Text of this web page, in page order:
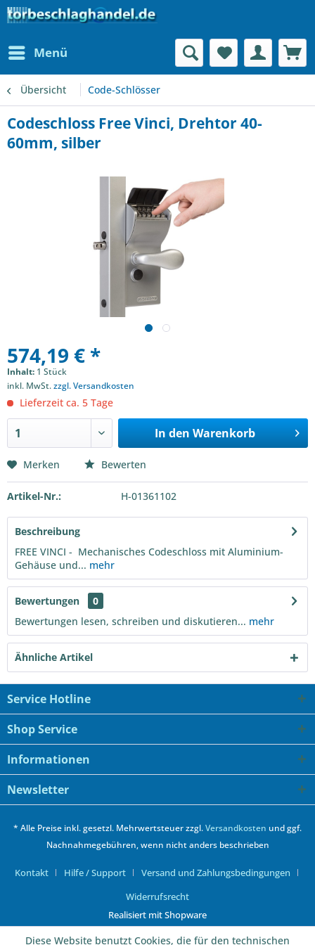
Menü
Übersicht Code-Schlösser
Codeschloss Free Vinci, Drehtor 40-
60mm, silber
574,19 € *
Inhalt: 1 Stück
inkl. MwSt.zzgl. Versandkosten
Lieferzeit ca. 5 Tage
In den Warenkorb
Merken Bewerten
Artikel-Nr.: H-01361102
Beschreibung
FREE VINCI - Mechanisches Codeschloss mit Aluminium-
Gehäuse und... mehr
Bewertungen
0
Bewertungen lesen, schreiben und diskutieren... mehr
Ähnliche Artikel
Service Hotline
Shop Service
Informationen
Newsletter
* Alle Preise inkl. gesetzl. Mehrwertsteuer zzgl.Versandkosten und ggf.
Nachnahmegebühren, wenn nicht anders beschrieben
Kontakt Hilfe / Support
Versand und Zahlungsbedingungen
Widerrufsrecht
Realisiert mit Shopware
Diese Website benutzt Cookies, die für den technischen